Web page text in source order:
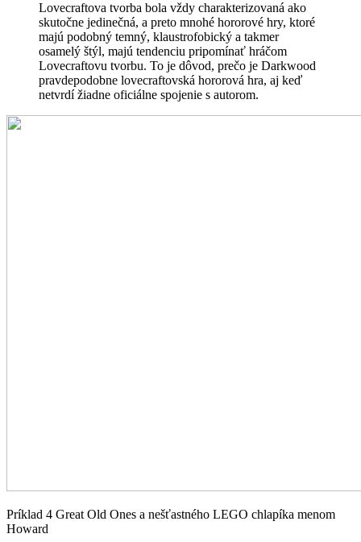
Lovecraftova tvorba bola vždy charakterizovaná ako
skutočne jedinečná, a preto mnohé hororové hry, ktoré
majú podobný temný, klaustrofobický a takmer
osamelý štýl, majú tendenciu pripomínať hráčom
Lovecraftovu tvorbu. To je dôvod, prečo je Darkwood
pravdepodobne lovecraftovská hororová hra, aj keď
netvrdí žiadne oficiálne spojenie s autorom.
Príklad 4 Great Old Ones a nešťastného LEGO chlapíka menom
Howard